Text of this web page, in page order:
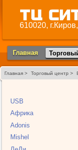
610020,
Главная
Главная > Торговый центр >
USB
Африка
Adonis
Mishel